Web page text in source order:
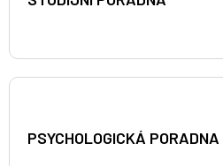
PSYCHOLOGICKÁ PORADNA